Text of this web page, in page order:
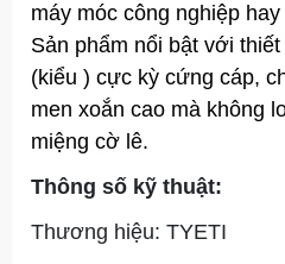
máy móc công nghiệp
Sản phẩm nổi bật với
(kiểu ) cực kỳ cứng cáp,
men xoắn cao mà không
miệng cờ lê.
Thông số kỹ thuật:
Thương hiệu: TYETI